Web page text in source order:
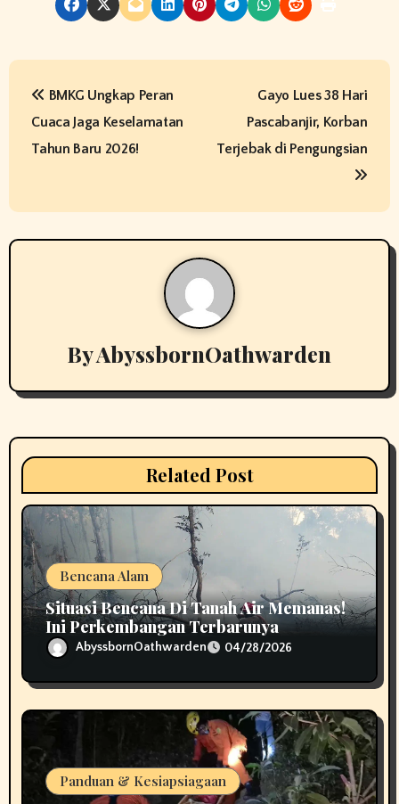
P
n
a
a
t
o
n
BMKG Ungkap Peran
Cuaca Jaga Keselamatan
Tahun Baru 2026!
Gayo Lues 38 Hari
Pascabanjir, Korban
Terjebak di Pengungsian
ByAbyssbornOathwarden
Related Post
Bencana Alam
Situasi Bencana Di Tanah Air Memanas!
Ini Perkembangan Terbarunya
AbyssbornOathwarden 04/28/2026
Panduan & Kesiapsiagaan